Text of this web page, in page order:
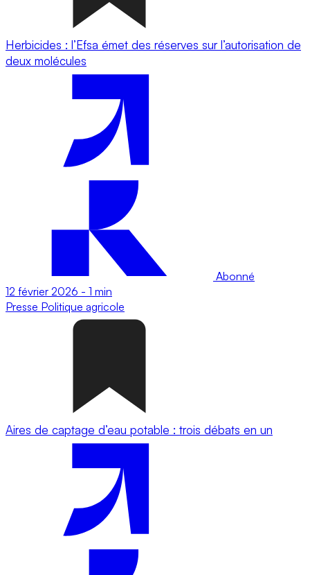
Herbicides : l’Efsa émet des réserves sur l’autorisation de
deux molécules
Abonné
12 février 2026 - 1 min
Presse Politique agricole
Aires de captage d’eau potable : trois débats en un